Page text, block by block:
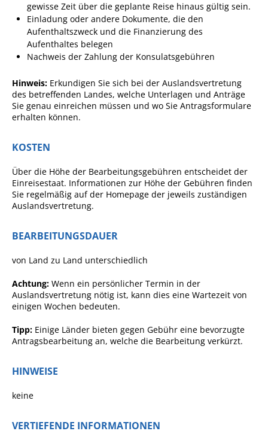
Ortsrecht
Gemeinderat
Standesamtliche
Karriere
Onlinezugangsgesetz
Tourismus
Steillagen/Weinberge
Pop-Up-Museum
Gemmrigheim
Angebote für Senioren
Kinder und Jugendliche
Partnerschaft Trigono-
Geschichte
gewisse Zeit über die geplante Reise hinaus gültig sein.
Einladung oder andere Dokumente, die den
Aufenthaltszweck und die Finanzierung des
Aufenthaltes belegen
Nachweis der Zahlung der Konsulatsgebühren
Hinweis: Erkundigen Sie sich bei der Auslandsvertretung
des betreffenden Landes, welche Unterlagen und Anträge
Sie genau einreichen müssen und wo Sie Antragsformulare
erhalten können.
KOSTEN
Über die Höhe der Bearbeitungsgebühren entscheidet der
Einreisestaat. Informationen zur Höhe der Gebühren finden
Sie regelmäßig auf der Homepage der jeweils zuständigen
Auslandsvertretung.
BEARBEITUNGSDAUER
von Land zu Land unterschiedlich
Achtung: Wenn ein persönlicher Termin in der
Auslandsvertretung nötig ist, kann dies eine Wartezeit von
einigen Wochen bedeuten.
Tipp: Einige Länder bieten gegen Gebühr eine bevorzugte
Antragsbearbeitung an, welche die Bearbeitung verkürzt.
HINWEISE
keine
VERTIEFENDE INFORMATIONEN